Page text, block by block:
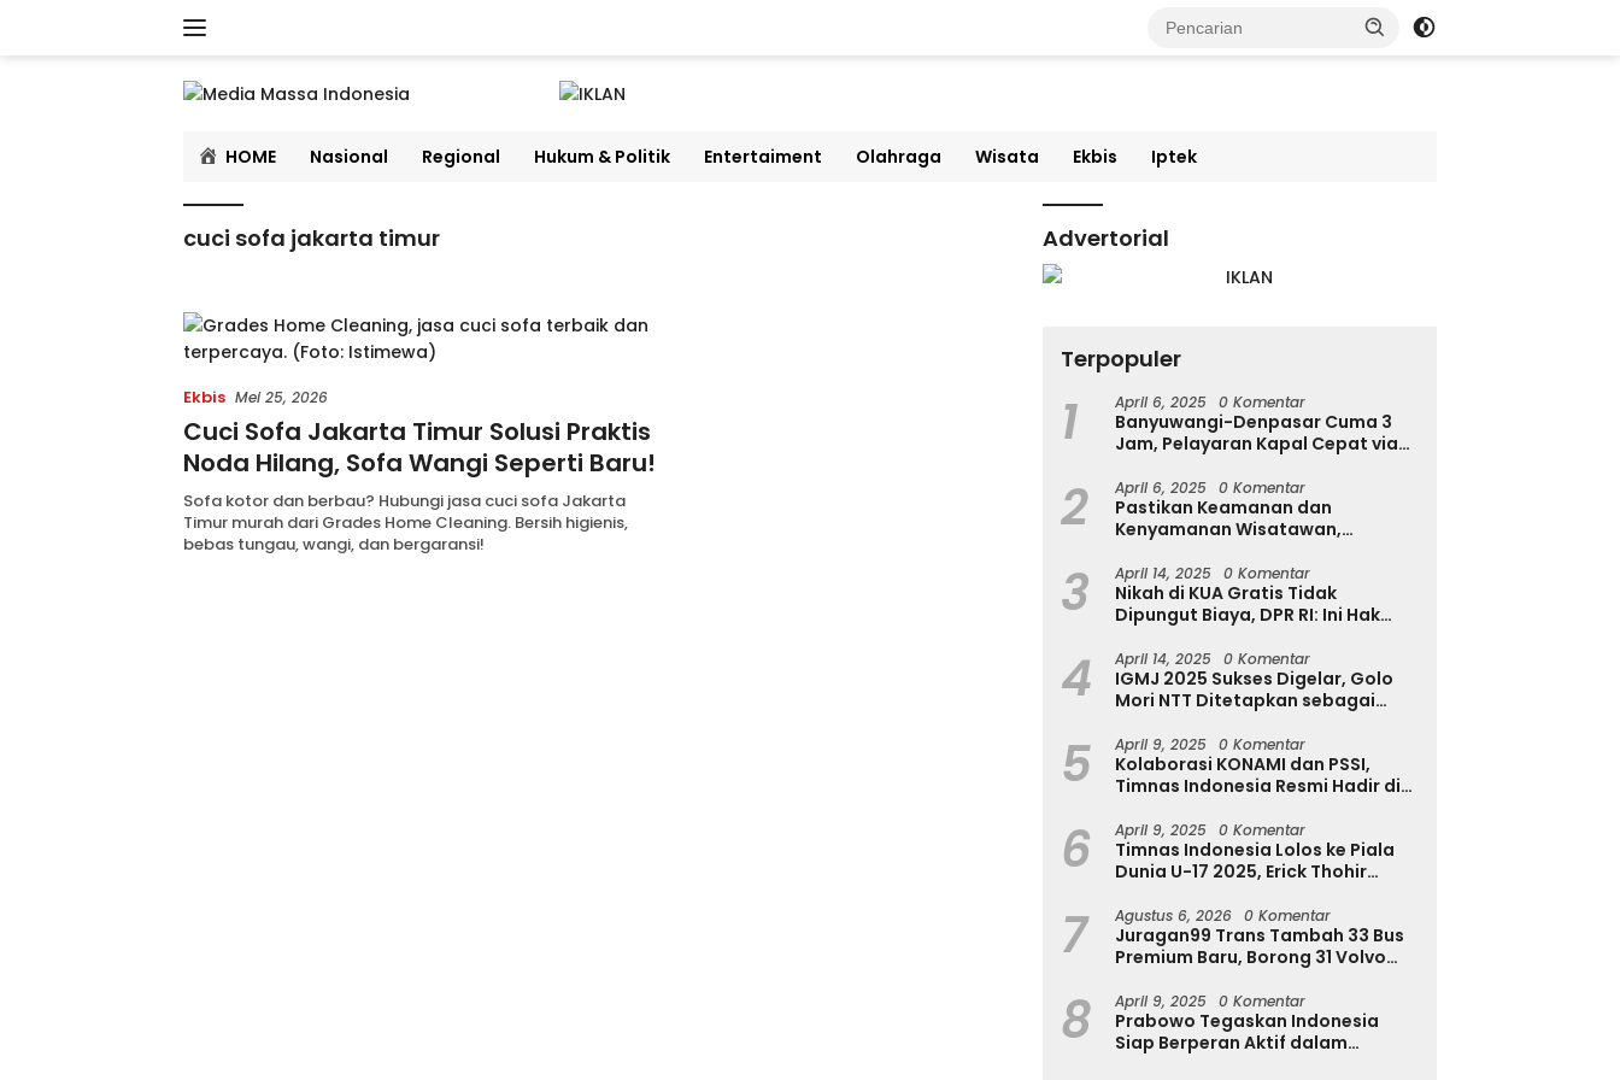
HOME Nasional Regional Hukum & Politik Entertaiment Olahraga Wisata Ekbis Iptek
cuci sofa jakarta timur
Ekbis Mei 25, 2026
Cuci Sofa Jakarta Timur Solusi Praktis
Noda Hilang, Sofa Wangi Seperti Baru!
Sofa kotor dan berbau? Hubungi jasa cuci sofa Jakarta
Timur murah dari Grades Home Cleaning. Bersih higienis,
bebas tungau, wangi, dan bergaransi!
Advertorial
Terpopuler
1 April 6, 2025 0 Komentar
Banyuwangi-Denpasar Cuma 3
Jam, Pelayaran Kapal Cepat via
Denpasar Segera Dibuka
2 April 6, 2025 0 Komentar
Pastikan Keamanan dan
Kenyamanan Wisatawan,
Tinjau Destinasi Wisata
3 April 14, 2025 0 Komentar
Nikah di KUA Gratis Tidak
Dipungut Biaya, DPR RI: Ini Hak
4 April 14, 2025 0 Komentar
IGMJ 2025 Sukses Digelar, Golo
Mori NTT Ditetapkan sebagai
5 April 9, 2025 0 Komentar
Kolaborasi KONAMI dan PSSI,
Timnas Indonesia Resmi Hadir di
6 April 9, 2025 0 Komentar
Timnas Indonesia Lolos ke Piala
Dunia U-17 2025, Erick Thohir
7 Agustus 6, 2026 0 Komentar
Juragan99 Trans Tambah 33 Bus
Premium Baru, Borong 31 Volvo
di GIIAS 2026
8 April 9, 2025 0 Komentar
Prabowo Tegaskan Indonesia
Siap Berperan Aktif dalam